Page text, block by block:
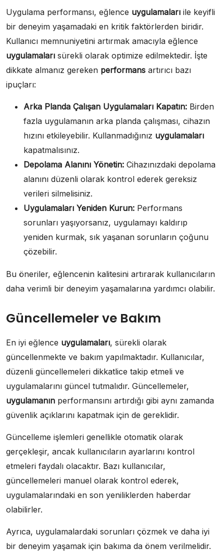
Uygulama performansı, eğlence uygulamaları ile keyifli
bir deneyim yaşamadaki en kritik faktörlerden biridir.
Kullanıcı memnuniyetini artırmak amacıyla eğlence
uygulamaları sürekli olarak optimize edilmektedir. İşte
dikkate almanız gereken performans artırıcı bazı
ipuçları:
Arka Planda Çalışan Uygulamaları Kapatın: Birden
fazla uygulamanın arka planda çalışması, cihazın
hızını etkileyebilir. Kullanmadığınız uygulamaları
kapatmalısınız.
Depolama Alanını Yönetin: Cihazınızdaki depolama
alanını düzenli olarak kontrol ederek gereksiz
verileri silmelisiniz.
Uygulamaları Yeniden Kurun: Performans
sorunları yaşıyorsanız, uygulamayı kaldırıp
yeniden kurmak, sık yaşanan sorunların çoğunu
çözebilir.
Bu öneriler, eğlencenin kalitesini artırarak kullanıcıların
daha verimli bir deneyim yaşamalarına yardımcı olabilir.
Güncellemeler ve Bakım
En iyi eğlence uygulamaları, sürekli olarak
güncellenmekte ve bakım yapılmaktadır. Kullanıcılar,
düzenli güncellemeleri dikkatlice takip etmeli ve
uygulamalarını güncel tutmalıdır. Güncellemeler,
uygulamanın performansını artırdığı gibi aynı zamanda
güvenlik açıklarını kapatmak için de gereklidir.
Güncelleme işlemleri genellikle otomatik olarak
gerçekleşir, ancak kullanıcıların ayarlarını kontrol
etmeleri faydalı olacaktır. Bazı kullanıcılar,
güncellemeleri manuel olarak kontrol ederek,
uygulamalarındaki en son yeniliklerden haberdar
olabilirler.
Ayrıca, uygulamalardaki sorunları çözmek ve daha iyi
bir deneyim yaşamak için bakıma da önem verilmelidir.